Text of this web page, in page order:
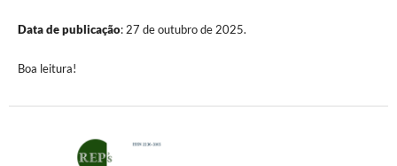
Data de publicação: 27 de outubro de 2025.
Boa leitura!